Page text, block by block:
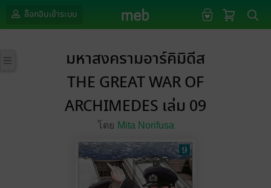
ล็อกอินเข้าระบบ
มหาสงครามอาร์คิมิดีส
THE GREAT WAR OF
ARCHIMEDES เล่ม 09
โดย Mita Norifusa